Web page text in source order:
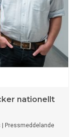
nationellt
Pressmeddelande